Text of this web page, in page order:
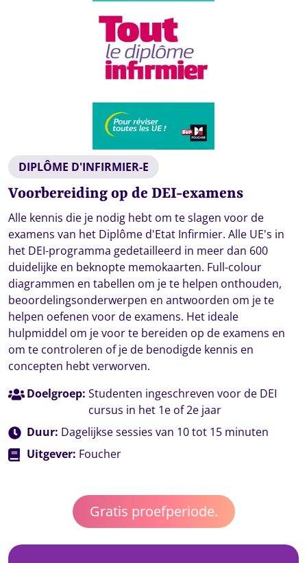
DIPLÔME D'INFIRMIER-E
Voorbereiding op de DEI-examens
Alle kennis die je nodig hebt om te slagen voor de
examens van het Diplôme d'Etat Infirmier. Alle UE's in
het DEI-programma gedetailleerd in meer dan 600
duidelijke en beknopte memokaarten. Full-colour
diagrammen en tabellen om je te helpen onthouden,
beoordelingsonderwerpen en antwoorden om je te
helpen oefenen voor de examens. Het ideale
hulpmiddel om je voor te bereiden op de examens en
om te controleren of je de benodigde kennis en
concepten hebt verworven.
Doelgroep: Studenten ingeschreven voor de DEI
cursus in het 1e of 2e jaar
Duur: Dagelijkse sessies van 10 tot 15 minuten
Uitgever: Foucher
Gratis proefperiode.